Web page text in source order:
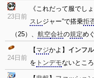
23日前
《これだって服でし
スレジャー”で搭乗拒
（25）、 航空会社の規定め
24日前
【 マジかよ】 インフ
を トンデモないとこ